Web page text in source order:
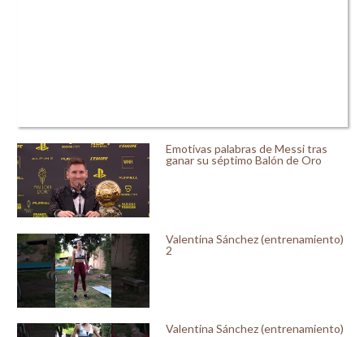
Emotivas palabras de Messi tras
ganar su séptimo Balón de Oro
Valentina Sánchez (entrenamiento)
2
Valentina Sánchez (entrenamiento)